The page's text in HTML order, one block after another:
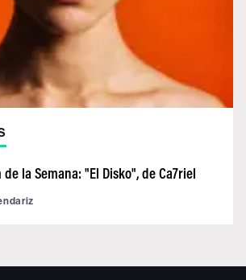
la Semana: "El Disko", de Ca7riel